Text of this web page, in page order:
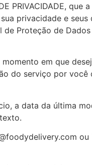
PRIVACIDADE, que
privacidade e seus
de Proteção de Dados
em que
do serviço por você
a data da última
ou